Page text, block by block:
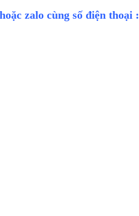
zalo cùng số điện thoại :